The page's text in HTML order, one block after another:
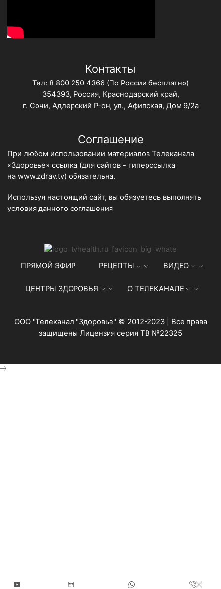
Контакты
Тел: 8 800 250 4366 (По России бесплатно)
354393, Россия, Краснодарский край,
г. Сочи, Адлерский Р-он, ул., Афипская, Дом 9/2а
Соглашение
При любом использовании материалов Телеканала
«Здоровье» ссылка (для сайтов - гиперссылка
на www.zdrav.tv) обязательна.
Используя настоящий сайт, вы обязуетесь выполнять
условия данного соглашения
ПРЯМОЙ ЭФИР РЕЦЕПТЫ ВИДЕО
ЦЕНТРЫ ЗДОРОВЬЯ О ТЕЛЕКАНАЛЕ
ООО "Телеканал "Здоровье" © 2012-2023 | Все права
защищены Лицензия серия ТВ №22325